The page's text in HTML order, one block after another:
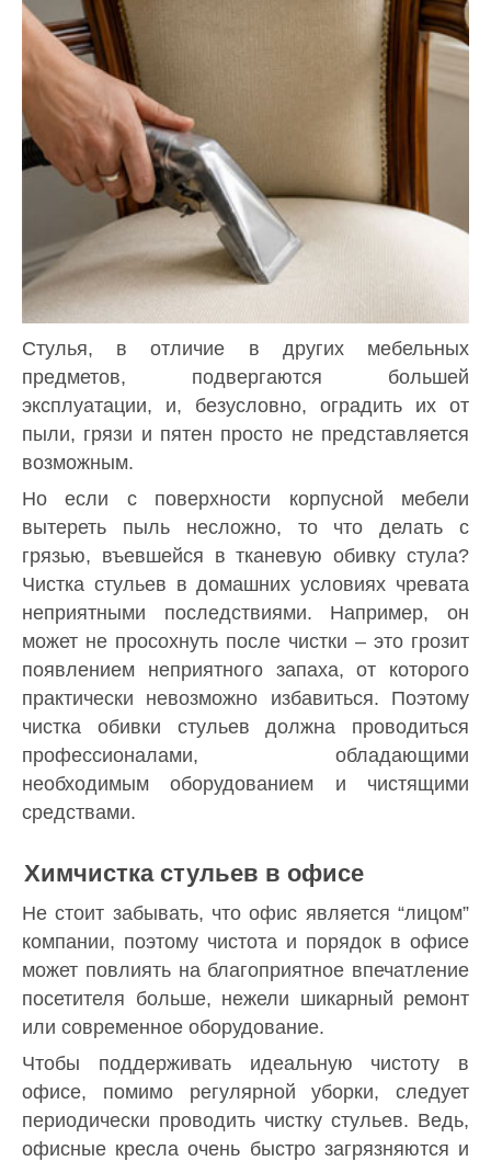
Стулья, в отличие в других мебельных
предметов, подвергаются большей
эксплуатации, и, безусловно, оградить их от
пыли, грязи и пятен просто не представляется
возможным.
Но если с поверхности корпусной мебели
вытереть пыль несложно, то что делать с
грязью, въевшейся в тканевую обивку стула?
Чистка стульев в домашних условиях чревата
неприятными последствиями. Например, он
может не просохнуть после чистки – это грозит
появлением неприятного запаха, от которого
практически невозможно избавиться. Поэтому
чистка обивки стульев должна проводиться
профессионалами, обладающими
необходимым оборудованием и чистящими
средствами.
Химчистка стульев в офисе
Не стоит забывать, что офис является “лицом”
компании, поэтому чистота и порядок в офисе
может повлиять на благоприятное впечатление
посетителя больше, нежели шикарный ремонт
или современное оборудование.
Чтобы поддерживать идеальную чистоту в
офисе, помимо регулярной уборки, следует
периодически проводить чистку стульев. Ведь,
офисные кресла очень быстро загрязняются и